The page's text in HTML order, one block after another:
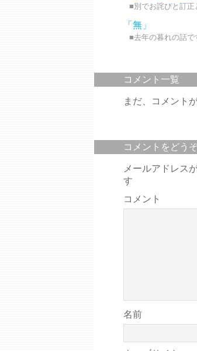
■別でお詫びと訂
「無」
■去年の暮れの話
コメント一覧
まだ、コメント
コメントをどう
メールアドレス
す
コメント
名前